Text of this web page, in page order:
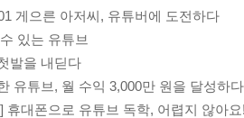
게으른 아저씨, 유튜버에 도전하다
있는 유튜브
발을 내딛다
유튜브, 월 수익 3,000만 원을 달성하다
휴대폰으로 유튜브 독학, 어렵지 않아